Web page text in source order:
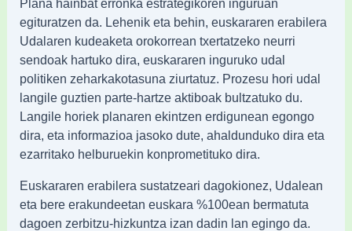
egituratzen da. Lehenik eta behin, euskararen erabilera
Udalaren kudeaketa orokorrean txertatzeko neurri
sendoak hartuko dira, euskararen inguruko udal
politiken zeharkakotasuna ziurtatuz. Prozesu hori udal
langile guztien parte-hartze aktiboak bultzatuko du.
Langile horiek planaren ekintzen erdigunean egongo
dira, eta informazioa jasoko dute, ahaldunduko dira eta
ezarritako helburuekin konprometituko dira.
Euskararen erabilera sustatzeari dagokionez, Udalean
eta bere erakundeetan euskara %100ean bermatuta
dagoen zerbitzu-hizkuntza izan dadin lan egingo da.